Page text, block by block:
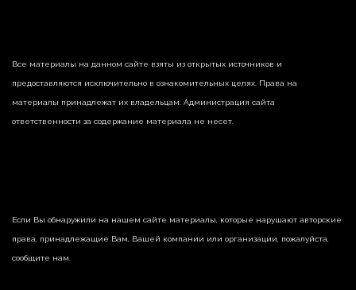
Все материалы на данном сайте взяты из открытых источников и
предоставляются исключительно в ознакомительных целях. Права на
материалы принадлежат их владельцам. Администрация сайта
ответственности за содержание материала не несет.
Если Вы обнаружили на нашем сайте материалы, которые нарушают авторские
права, принадлежащие Вам, Вашей компании или организации, пожалуйста,
сообщите нам.